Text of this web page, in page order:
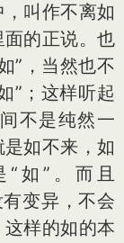
叫作不离如
的正说。也
”，当然也不
”；这样听起
不是纯然一
如不来，如
如”。而且
变异，不会
样的如的本